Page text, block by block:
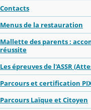
Contacts
Menus de la restauration
Mallette des parents :
réussite
Les épreuves de l'ASSR
Parcours et certification
Parcours Laïque et Citoyen